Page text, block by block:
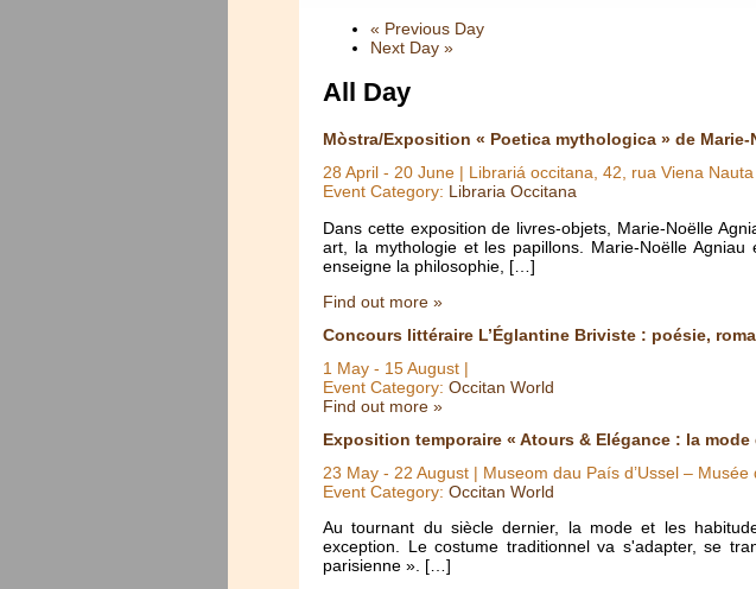
« Previous Day
Next Day »
All Day
Mòstra/Exposition « Poetica mythologica » de Marie-
28 April - 20 June | Librariá occitana, 42, rua Viena
Event Category: Libraria Occitana
Dans cette exposition de livres-objets, Marie-Noëlle
art, la mythologie et les papillons. Marie-Noëlle
enseigne la philosophie, […]
Find out more »
Concours littéraire L’Églantine Briviste : poésie,
1 May - 15 August |
Event Category: Occitan World
Find out more »
Exposition temporaire « Atours & Elégance : la
23 May - 22 August | Museom dau País d’Ussel – Musée
Event Category: Occitan World
Au tournant du siècle dernier, la mode et les
exception. Le costume traditionnel va s'adapter, se
parisienne ». […]